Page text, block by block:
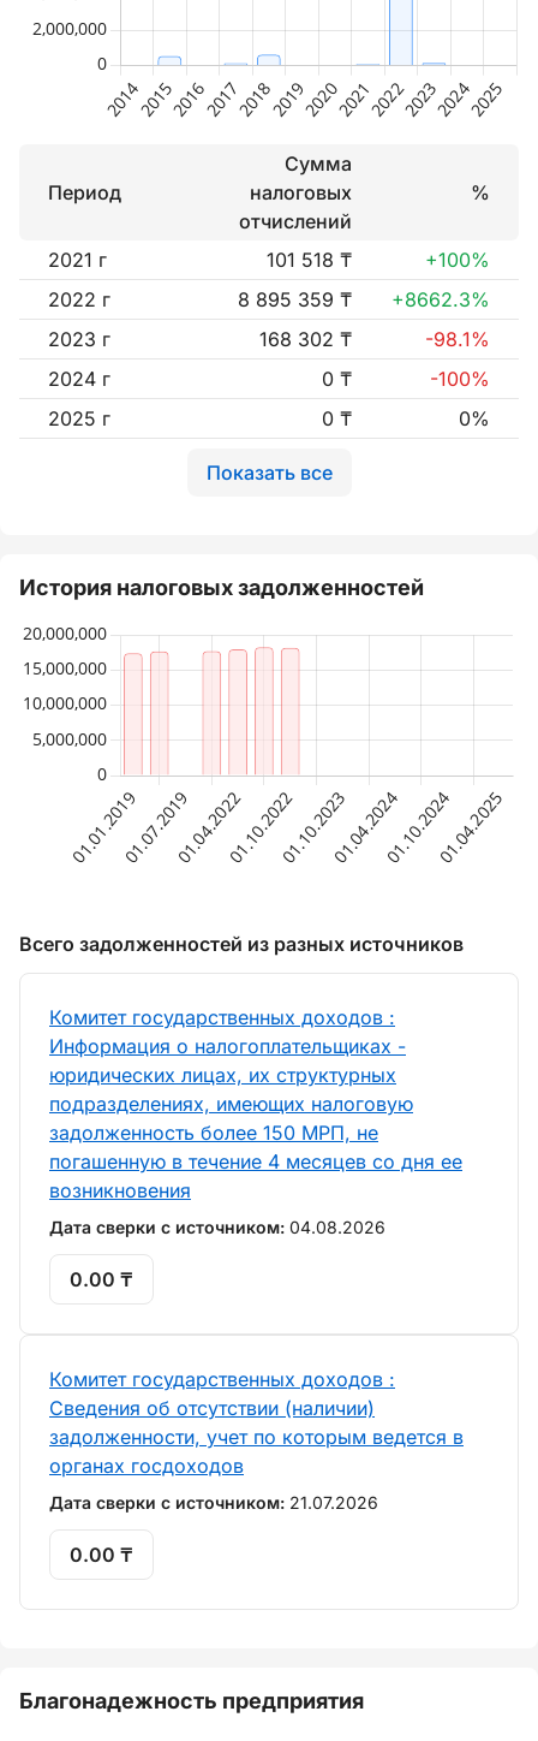
Период
Сумма
налоговых
отчислений
%
2021 г 101 518 ₸
+100%
2022 г
8 895 359 ₸
+8662.3%
2023 г
168 302 ₸
-98.1%
2024 г
0 ₸
-100%
2025 г
0 ₸ 0%
Показать все
История налоговых задолженностей
Всего задолженностей из разных источников
Комитет государственных доходов :
Информация о налогоплательщиках -
юридических лицах, их структурных
подразделениях, имеющих налоговую
задолженность более 150 МРП, не
погашенную в течение 4 месяцев со дня ее
возникновения
Дата сверки с источником: 04.08.2026
0.00 ₸
Комитет государственных доходов :
Сведения об отсутствии (наличии)
задолженности, учет по которым ведется в
органах госдоходов
Дата сверки с источником: 21.07.2026
0.00 ₸
Благонадежность предприятия